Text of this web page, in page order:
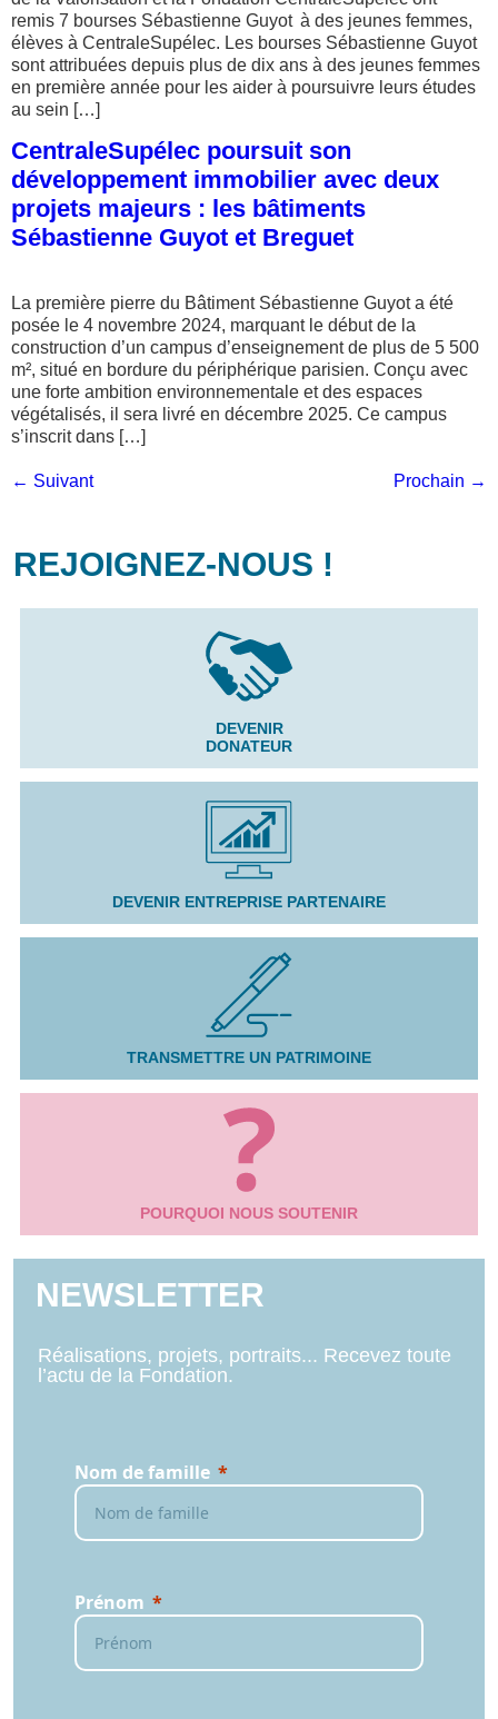
remis 7 bourses Sébastienne Guyot à des jeunes femmes,
élèves à CentraleSupélec. Les bourses Sébastienne Guyot
sont attribuées depuis plus de dix ans à des jeunes femmes
en première année pour les aider à poursuivre leurs études
au sein […]
CentraleSupélec poursuit son
développement immobilier avec deux
projets majeurs : les bâtiments
Sébastienne Guyot et Breguet
La première pierre du Bâtiment Sébastienne Guyot a été
posée le 4 novembre 2024, marquant le début de la
construction d’un campus d’enseignement de plus de 5 500
m², situé en bordure du périphérique parisien. Conçu avec
une forte ambition environnementale et des espaces
végétalisés, il sera livré en décembre 2025. Ce campus
s’inscrit dans […]
← Suivant Prochain →
REJOIGNEZ-NOUS !
DEVENIR
DONATEUR
DEVENIR ENTREPRISE PARTENAIRE
TRANSMETTRE UN PATRIMOINE
POURQUOI NOUS SOUTENIR
NEWSLETTER
Réalisations, projets, portraits... Recevez toute
l’actu de la Fondation.
Nom de famille
Prénom